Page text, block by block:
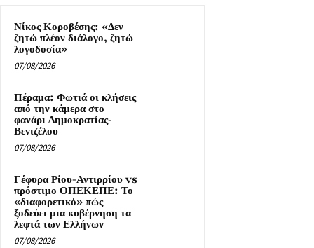
Νίκος Κοροβέσης: «Δεν
ζητώ πλέον διάλογο, ζητώ
λογοδοσία»
07/08/2026
Πέραμα: Φωτιά οι κλήσεις
από την κάμερα στο
φανάρι Δημοκρατίας-
Βενιζέλου
07/08/2026
Γέφυρα Ρίου-Αντιρρίου vs
πρόστιμο ΟΠΕΚΕΠΕ: Το
«διαφορετικό» πώς
ξοδεύει μια κυβέρνηση τα
λεφτά των Ελλήνων
07/08/2026